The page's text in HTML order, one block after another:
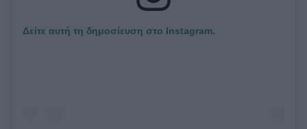
Δείτε αυτή τη δημοσίευση στο Instagram.